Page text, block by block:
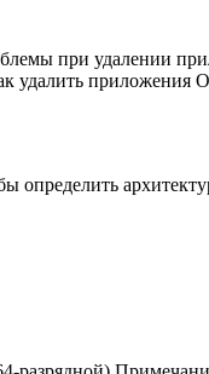
при удалении
удалить приложения
определить